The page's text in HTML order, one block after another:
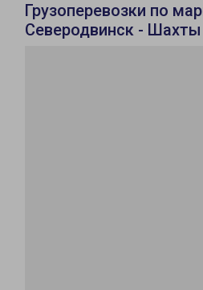
Грузоперевозки по
Северодвинск - Шахты